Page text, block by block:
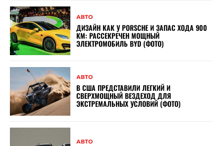
АВТО
ДИЗАЙН КАК У PORSCHE И ЗАПАС ХОДА 900
КМ: РАССЕКРЕЧЕН МОЩНЫЙ
ЭЛЕКТРОМОБИЛЬ BYD (ФОТО)
АВТО
В США ПРЕДСТАВИЛИ ЛЕГКИЙ И
СВЕРХМОЩНЫЙ ВЕЗДЕХОД ДЛЯ
ЭКСТРЕМАЛЬНЫХ УСЛОВИЙ (ФОТО)
АВТО